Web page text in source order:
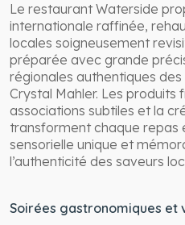
Le restaurant Waterside
internationale raffinée,
locales soigneusement
préparée avec grande
régionales authentiques
Crystal Mahler. Les produits
associations subtiles et la
transforment chaque repas
sensorielle unique et
l’authenticité des saveurs
Soirées gastronomiques et